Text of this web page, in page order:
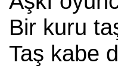
Bir kuru
Taş kabe